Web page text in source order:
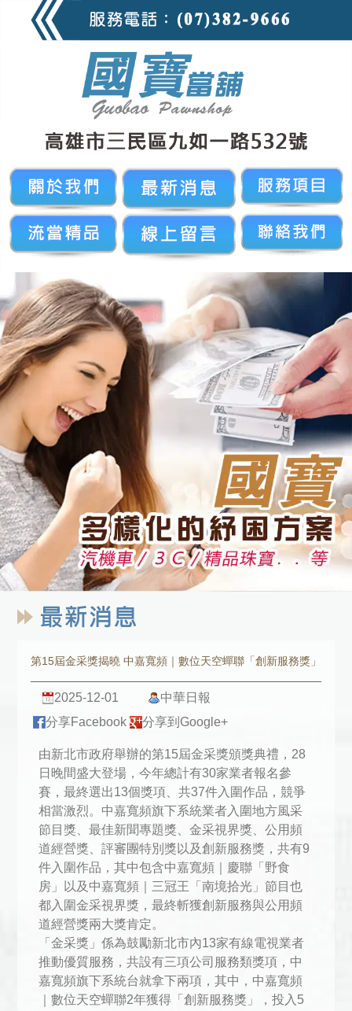
第15屆金采獎揭曉 中嘉寬頻｜數位天空蟬聯「創新服務獎」
2025-12-01
中華日報
分享Facebook
分享到Google+
由新北市政府舉辦的第15屆金采獎頒獎典禮，28
日晚間盛大登場，今年總計有30家業者報名參
賽，最終選出13個獎項、共37件入圍作品，競爭
相當激烈。中嘉寬頻旗下系統業者入圍地方風采
節目獎、最佳新聞專題獎、金采視界獎、公用頻
道經營獎、評審團特別獎以及創新服務獎，共有9
件入圍作品，其中包含中嘉寬頻｜慶聯「野食
房」以及中嘉寬頻｜三冠王「南境拾光」節目也
都入圍金采視界獎，最終斬獲創新服務與公用頻
道經營獎兩大獎肯定。
「金采獎」係為鼓勵新北市內13家有線電視業者
推動優質服務，共設有三項公司服務類獎項，中
嘉寬頻旗下系統台就拿下兩項，其中，中嘉寬頻
｜數位天空蟬聯2年獲得「創新服務獎」，投入5